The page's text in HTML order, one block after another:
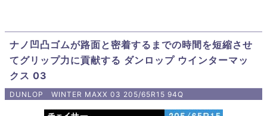
ナノ凹凸ゴムが路面と密着するまでの時間を短縮させ
てグリップ力に貢献する ダンロップ ウインターマッ
クス 03
DUNLOP WINTER MAXX 03 205/65R15 94Q